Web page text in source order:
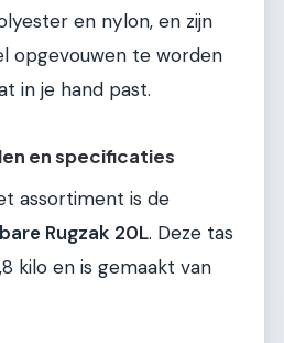
en nylon, en zijn
opgevouwen te worden
in je hand past.
en specificaties
assortiment is de
Rugzak 20L. Deze tas
kilo en is gemaakt van